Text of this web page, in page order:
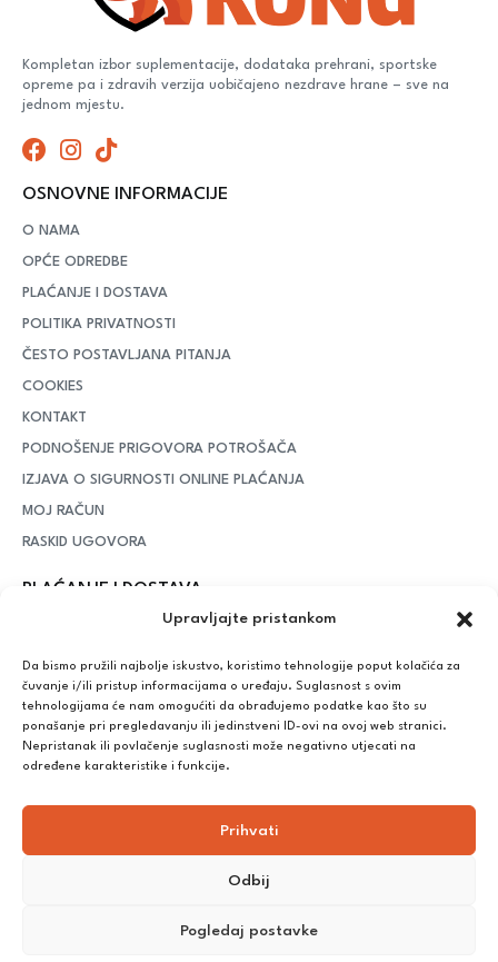
Upravljajte pristankom
Da bismo pružili najbolje iskustvo, koristimo tehnologije poput kolačića za
čuvanje i/ili pristup informacijama o uređaju. Suglasnost s ovim
tehnologijama će nam omogućiti da obrađujemo podatke kao što su
ponašanje pri pregledavanju ili jedinstveni ID-ovi na ovoj web stranici.
Nepristanak ili povlačenje suglasnosti može negativno utjecati na
određene karakteristike i funkcije.
Prihvati
Odbij
Pogledaj postavke
Kompletan izbor suplementacije, dodataka prehrani, sportske
opreme pa i zdravih verzija uobičajeno nezdrave hrane – sve na
jednom mjestu.
OSNOVNE INFORMACIJE
O NAMA
OPĆE ODREDBE
PLAĆANJE I DOSTAVA
POLITIKA PRIVATNOSTI
ČESTO POSTAVLJANA PITANJA
COOKIES
KONTAKT
PODNOŠENJE PRIGOVORA POTROŠAČA
IZJAVA O SIGURNOSTI ONLINE PLAĆANJA
MOJ RAČUN
RASKID UGOVORA
PLAĆANJE I DOSTAVA
– iznad potrošenih 55 eura dostava je
Plaćanje:
Bankovna transakcija, plaćanje prilikom preuzimanja, CorvusPay